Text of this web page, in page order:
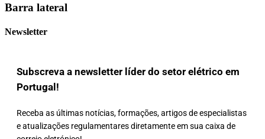
Barra lateral
Newsletter
Subscreva a newsletter líder do setor elétrico em
Portugal!
Receba as últimas notícias, formações, artigos de especialistas
e atualizações regulamentares diretamente em sua caixa de